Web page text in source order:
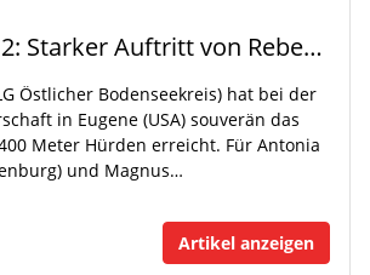
Eugene Tag 2: Starker Auftritt von Rebekka Feirle bei der U20-WM
Östlicher Bodenseekreis) hat bei der
in Eugene (USA) souverän das
Meter Hürden erreicht. Für Antonia
und Magnus…
Artikel anzeigen